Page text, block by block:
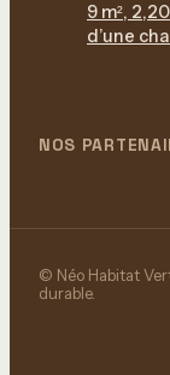
9 m²,
d’une
NOS
© Néo Habitat
durable.